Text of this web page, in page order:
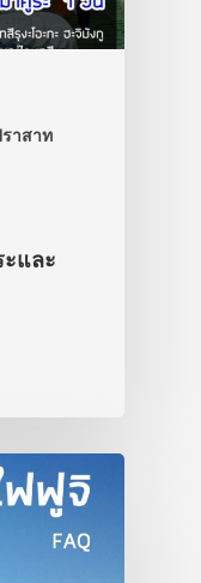
ราสาท
ะและ
ง
ร์
ก
ระน่ารู้